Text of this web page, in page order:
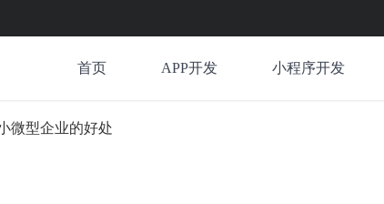
首页 APP开发 小程序开发
微型企业的好处